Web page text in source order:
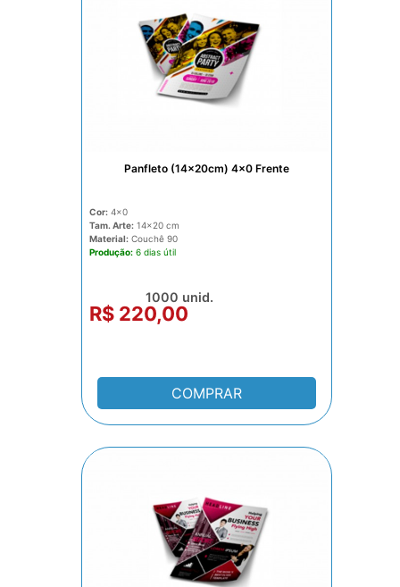
Panfleto (14x20cm) 4x0 Frente
Cor: 4x0
Tam. Arte: 14x20
Material: Couchê 90
Produção: 6 dias
R$ 220,00
1000 unid.
COMPRAR